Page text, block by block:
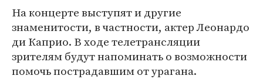
На концерте выступят и другие
знаменитости, в частности, актер Леонардо
ди Каприо. В ходе телетрансляции
зрителям будут напоминать о возможности
помочь пострадавшим от урагана.